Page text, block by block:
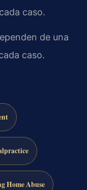
caso.
de una
caso.
Home Abuse